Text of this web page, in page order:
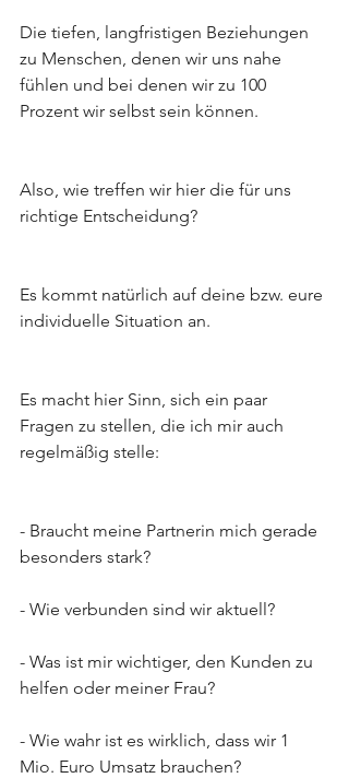
Die tiefen, langfristigen Beziehungen
zu Menschen, denen wir uns nahe
fühlen und bei denen wir zu 100
Prozent wir selbst sein können.
Also, wie treffen wir hier die für uns
richtige Entscheidung?
Es kommt natürlich auf deine bzw. eure
individuelle Situation an.
Es macht hier Sinn, sich ein paar
Fragen zu stellen, die ich mir auch
regelmäßig stelle:
- Braucht meine Partnerin mich gerade
besonders stark?
- Wie verbunden sind wir aktuell?
- Was ist mir wichtiger, den Kunden zu
helfen oder meiner Frau?
- Wie wahr ist es wirklich, dass wir 1
Mio. Euro Umsatz brauchen?